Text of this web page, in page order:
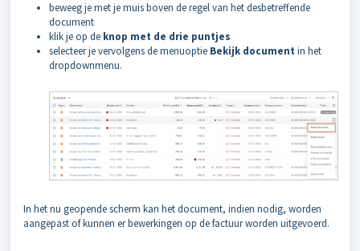
beweeg je met je muis boven de regel van het desbetreffende
document
klik je op de knop met de drie puntjes
selecteer je vervolgens de menuoptie Bekijk document in het
dropdownmenu.
In het nu geopende scherm kan het document, indien nodig, worden
aangepast of kunnen er bewerkingen op de factuur worden uitgevoerd.